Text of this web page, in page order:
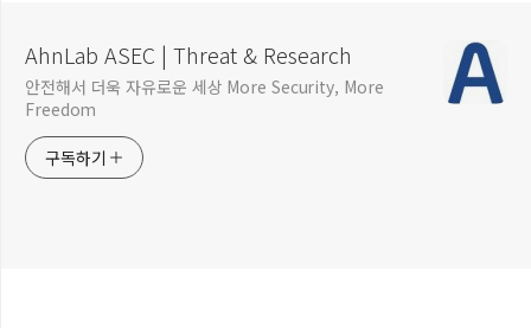
AhnLab ASEC | Threat & Research
안전해서 더욱 자유로운 세상 More Security, More
Freedom
구독하기